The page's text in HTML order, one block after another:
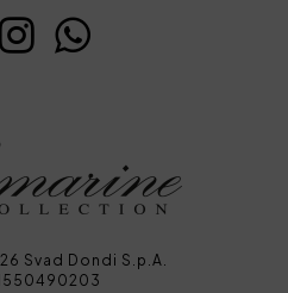
Svad Dondi S.p.A.